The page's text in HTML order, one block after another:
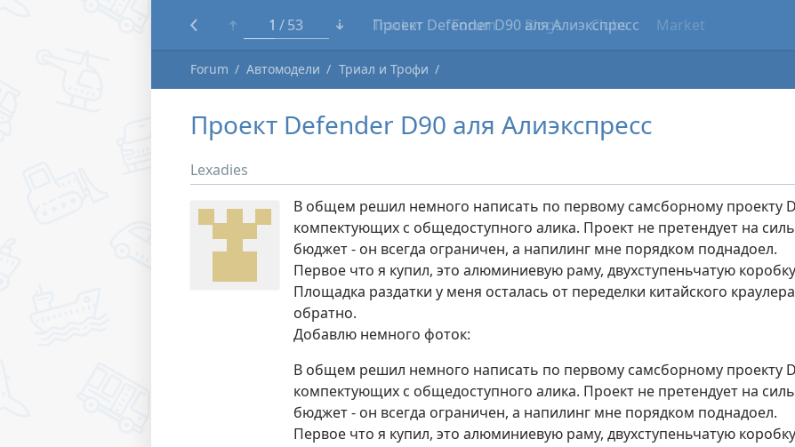
1 53 Tracker Forum Blogs Clubs Market
Forum Автомодели Триал и Трофи
Проект Defender D90 аля Алиэкспресс
Lexadies
В общем решил немного написать по первому самсборному проекту
компектующих с общедоступного алика. Проект не претендует на
бюджет - он всегда ограничен, а напилинг мне порядком поднадоел.
Первое что я купил, это алюминиевую раму, двухступеньчатую
Площадка раздатки у меня осталась от переделки китайского краулера
обратно.
Добавлю немного фоток:
В общем решил немного написать по первому самсборному проекту
компектующих с общедоступного алика. Проект не претендует на
бюджет - он всегда ограничен, а напилинг мне порядком поднадоел.
Первое что я купил, это алюминиевую раму, двухступеньчатую